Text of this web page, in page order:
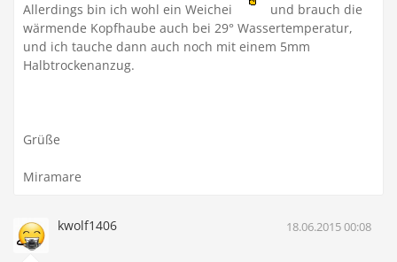
Allerdings bin ich wohl ein Weichei
und brauch die
wärmende Kopfhaube auch bei 29° Wassertemperatur,
und ich tauche dann auch noch mit einem 5mm
Halbtrockenanzug.
Grüße
Miramare
kwolf1406 18.06.2015 00:08